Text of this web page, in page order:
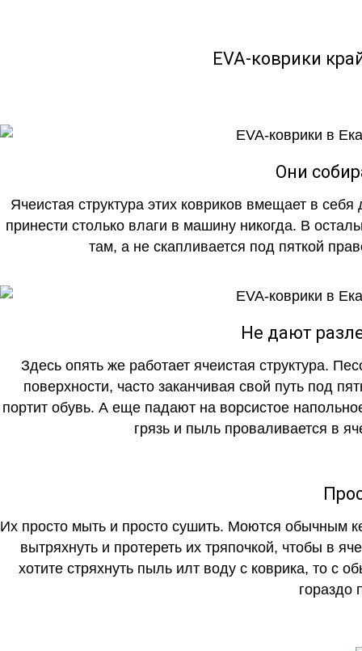
EVA-коврики
Они
Ячеистая структура этих ковриков вмещает в
принести столько влаги в машину никогда. В
там, а не скапливается под пяткой
Не дают
Здесь опять же работает ячеистая структура.
поверхности, часто заканчивая свой путь под
портит обувь. А еще падают на ворсистое
грязь и пыль проваливается в
Их просто мыть и просто сушить. Моются обычным
вытряхнуть и протереть их тряпочкой, чтобы в
хотите стряхнуть пыль илт воду с коврика, то с
гораздо